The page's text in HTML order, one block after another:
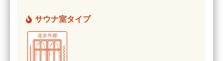
サウナ室タイプ